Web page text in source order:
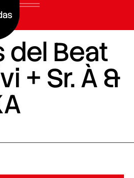
del Beat
+ Sr. À &